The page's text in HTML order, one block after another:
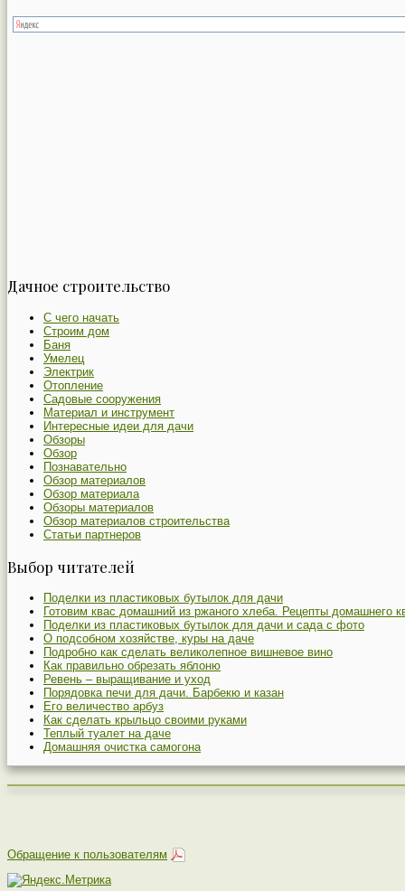
Дачное строительство
С чего начать
Строим дом
Баня
Умелец
Электрик
Отопление
Садовые сооружения
Материал и инструмент
Интересные идеи для дачи
Обзоры
Обзор
Познавательно
Обзор материалов
Обзор материала
Обзоры материалов
Обзор материалов строительства
Статьи партнеров
Выбор читателей
Поделки из пластиковых бутылок для дачи
Готовим квас домашний из ржаного хлеба. Рецепты домашнего
Поделки из пластиковых бутылок для дачи и сада с фото
О подсобном хозяйстве, куры на даче
Подробно как сделать великолепное вишневое вино
Как правильно обрезать яблоню
Ревень – выращивание и уход
Порядовка печи для дачи. Барбекю и казан
Его величество арбуз
Как сделать крыльцо своими руками
Теплый туалет на даче
Домашняя очистка самогона
Обращение к пользователям